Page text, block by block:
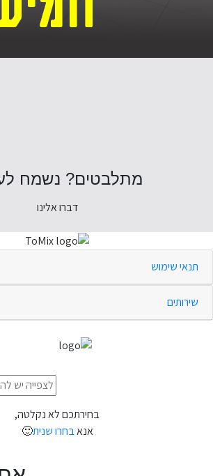
מתלבטים? נשמח
דברו אלינו
תנאי שימוש
שירותים
בחירתכם לא נקלטה,
אנאבחרו שנית🙂